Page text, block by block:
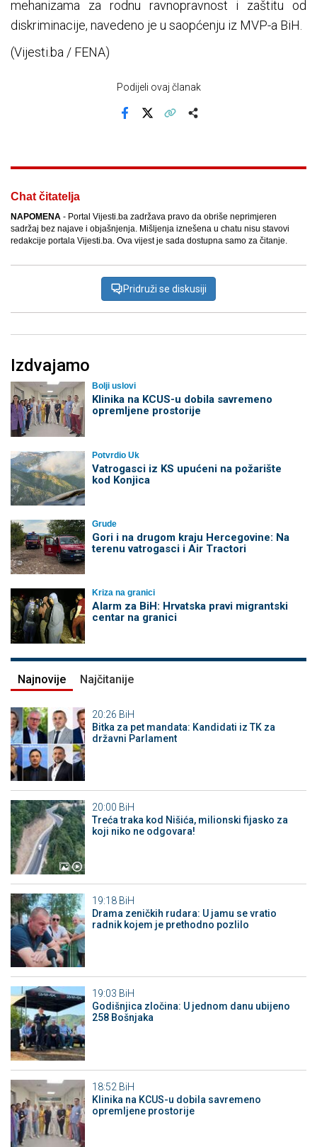
mehanizama za rodnu ravnopravnost i zaštitu od
diskriminacije, navedeno je u saopćenju iz MVP-a BiH.
(Vijesti.ba / FENA)
Podijeli ovaj članak
Chat čitatelja
NAPOMENA - Portal Vijesti.ba zadržava pravo da obriše neprimjeren
sadržaj bez najave i objašnjenja. Mišljenja iznešena u chatu nisu stavovi
redakcije portala Vijesti.ba. Ova vijest je sada dostupna samo za čitanje.
Pridruži se diskusiji
Izdvajamo
Bolji uslovi
Klinika na KCUS-u dobila savremeno
opremljene prostorije
Potvrdio Uk
Vatrogasci iz KS upućeni na požarište
kod Konjica
Grude
Gori i na drugom kraju Hercegovine: Na
terenu vatrogasci i Air Tractori
Kriza na granici
Alarm za BiH: Hrvatska pravi migrantski
centar na granici
Najnovije Najčitanije
20:26 BiH
Bitka za pet mandata: Kandidati iz TK za
državni Parlament
20:00 BiH
Treća traka kod Nišića, milionski fijasko za
koji niko ne odgovara!
19:18 BiH
Drama zeničkih rudara: U jamu se vratio
radnik kojem je prethodno pozlilo
19:03 BiH
Godišnjica zločina: U jednom danu ubijeno
258 Bošnjaka
18:52 BiH
Klinika na KCUS-u dobila savremeno
opremljene prostorije